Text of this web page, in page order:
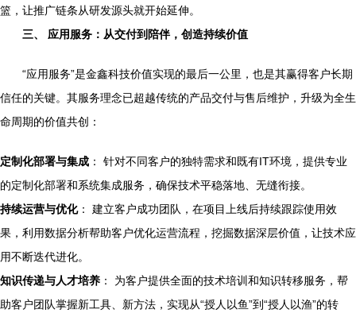
篮，让推广链条从研发源头就开始延伸。
三、 应用服务：从交付到陪伴，创造持续价值
“应用服务”是金鑫科技价值实现的最后一公里，也是其赢得客户长期
信任的关键。其服务理念已超越传统的产品交付与售后维护，升级为全生
命周期的价值共创：
定制化部署与集成 ： 针对不同客户的独特需求和既有IT环境，提供专业
的定制化部署和系统集成服务，确保技术平稳落地、无缝衔接。
持续运营与优化： 建立客户成功团队，在项目上线后持续跟踪使用效
果，利用数据分析帮助客户优化运营流程，挖掘数据深层价值，让技术应
用不断迭代进化。
知识传递与人才培养 ： 为客户提供全面的技术培训和知识转移服务，帮
助客户团队掌握新工具、新方法，实现从“授人以鱼”到“授人以渔”的转